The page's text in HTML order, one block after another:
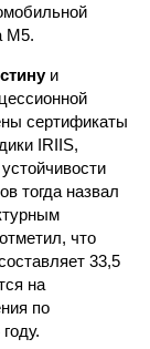
М5.
и
сертификаты
IRIIS,
тогда назвал
что
33,5
на
по